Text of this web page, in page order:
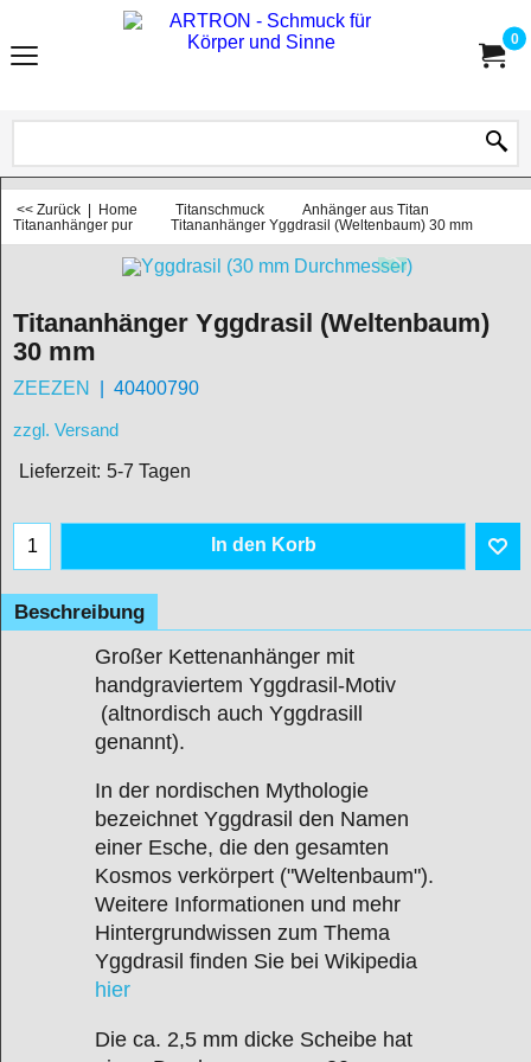
0
<< Zurück | Home Titanschmuck
Anhänger aus Titan
Titananhänger pur
Titananhänger Yggdrasil (Weltenbaum) 30 mm
Titananhänger Yggdrasil (Weltenbaum)
30 mm
ZEEZEN 40400790
zzgl. Versand
Lieferzeit: 5-7 Tagen
In den Korb
Beschreibung
Großer Kettenanhänger mit
handgraviertem Yggdrasil-Motiv
(altnordisch auch Yggdrasill
genannt).
In der nordischen Mythologie
bezeichnet Yggdrasil den Namen
einer Esche, die den gesamten
Kosmos verkörpert ("Weltenbaum").
Weitere Informationen und mehr
Hintergrundwissen zum Thema
Yggdrasil finden Sie bei Wikipedia
hier
Die ca. 2,5 mm dicke Scheibe hat